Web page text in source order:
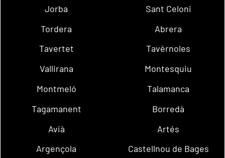
Jorba
Sant Celoni
Tordera
Abrera
Tavertet
Tavèrnoles
Vallirana
Montesquiu
Montmeló
Talamanca
Tagamanent
Borredà
Avià
Artés
Argençola
Castellnou de Bages